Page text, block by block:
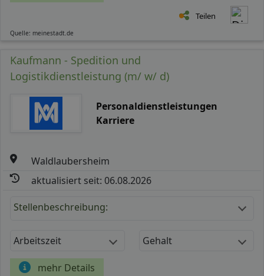
Teilen
Quelle: meinestadt.de
Kaufmann - Spedition und
Logistikdienstleistung (m/ w/ d)
Personaldienstleistungen
Karriere
Waldlaubersheim
aktualisiert seit: 06.08.2026
Stellenbeschreibung:
Arbeitszeit Gehalt
mehr Details